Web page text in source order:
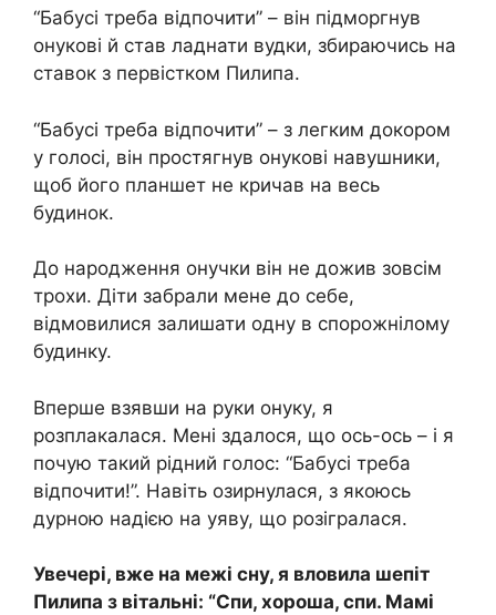
“Бабусі треба відпочити” – він підморгнув
онукові й став ладнати вудки, збираючись на
ставок з первістком Пилипа.
“Бабусі треба відпочити” – з легким докором
у голосі, він простягнув онукові навушники,
щоб його планшет не кричав на весь
будинок.
До народження онучки він не дожив зовсім
трохи. Діти забрали мене до себе,
відмовилися залишати одну в спорожнілому
будинку.
Вперше взявши на руки онуку, я
розплакалася. Мені здалося, що ось-ось – і я
почую такий рідний голос: “Бабусі треба
відпочити!”. Навіть озирнулася, з якоюсь
дурною надією на уяву, що розігралася.
Увечері, вже на межі сну, я вловила шепіт
Пилипа з вітальні: “Спи, хороша, спи. Мамі